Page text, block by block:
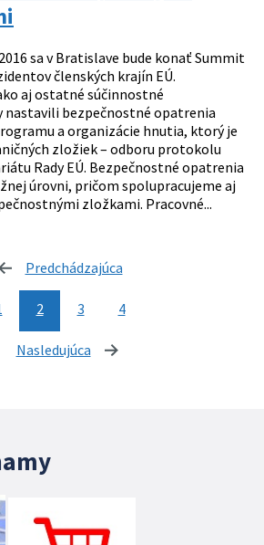
sa v Bratislave bude konať Summit
členských krajín EÚ.
aj ostatné súčinnostné
nastavili bezpečnostné opatrenia
a organizácie hnutia, ktorý je
zložiek – odboru protokolu
Rady EÚ. Bezpečnostné opatrenia
úrovni, pričom spolupracujeme aj
zložkami. Pracovné...
Predchádzajúca
2 3 4
Nasledujúca stránka